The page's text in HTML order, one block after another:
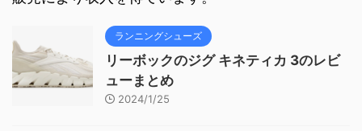
ランニングシューズ
リーボックのジグ キネティカ 3のレビ
ューまとめ
2024/1/25